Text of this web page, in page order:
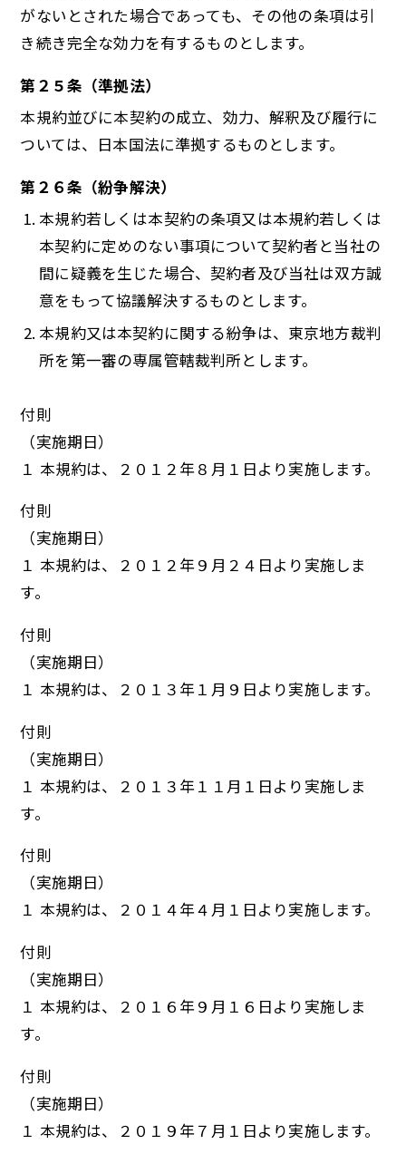
がないとされた場合であっても、その他の条項は引
き続き完全な効力を有するものとします。
第２５条（準拠法）
本規約並びに本契約の成立、効力、解釈及び履行に
ついては、日本国法に準拠するものとします。
第２６条（紛争解決）
本規約若しくは本契約の条項又は本規約若しくは
本契約に定めのない事項について契約者と当社の
間に疑義を生じた場合、契約者及び当社は双方誠
意をもって協議解決するものとします。
本規約又は本契約に関する紛争は、東京地方裁判
所を第一審の専属管轄裁判所とします。
付則
（実施期日）
１ 本規約は、２０１２年８月１日より実施します。
付則
（実施期日）
１ 本規約は、２０１２年９月２４日より実施しま
す。
付則
（実施期日）
１ 本規約は、２０１３年１月９日より実施します。
付則
（実施期日）
１ 本規約は、２０１３年１１月１日より実施しま
す。
付則
（実施期日）
１ 本規約は、２０１４年４月１日より実施します。
付則
（実施期日）
１ 本規約は、２０１６年９月１６日より実施しま
す。
付則
（実施期日）
１ 本規約は、２０１９年７月１日より実施します。